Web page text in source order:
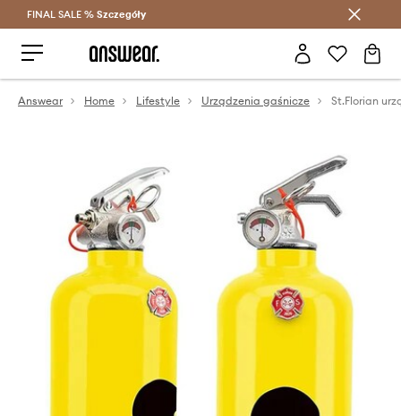
Oszczędzaj z Answear Club >
FINAL SALE % Szczegóły
Answear Home Lifestyle Urządzenia gaśnicze